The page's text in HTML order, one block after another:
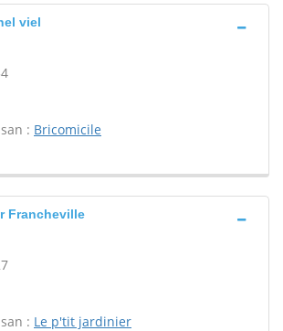
viel
: Bricomicile
Francheville
: Le p'tit jardinier